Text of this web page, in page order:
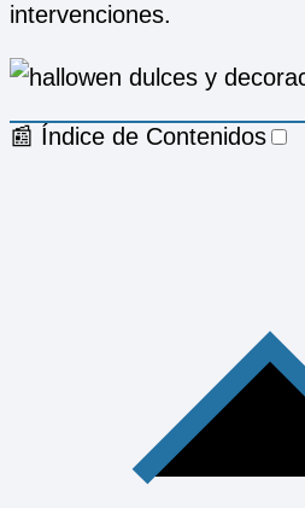
intervenciones.
📰 Índice de Contenidos